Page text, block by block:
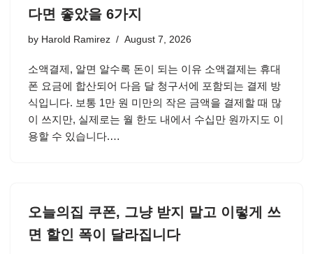
다면 좋았을 6가지
by Harold Ramirez August 7, 2026
소액결제, 알면 알수록 돈이 되는 이유 소액결제는 휴대
폰 요금에 합산되어 다음 달 청구서에 포함되는 결제 방
식입니다. 보통 1만 원 미만의 작은 금액을 결제할 때 많
이 쓰지만, 실제로는 월 한도 내에서 수십만 원까지도 이
용할 수 있습니다.…
오늘의집 쿠폰, 그냥 받지 말고 이렇게 쓰
면 할인 폭이 달라집니다